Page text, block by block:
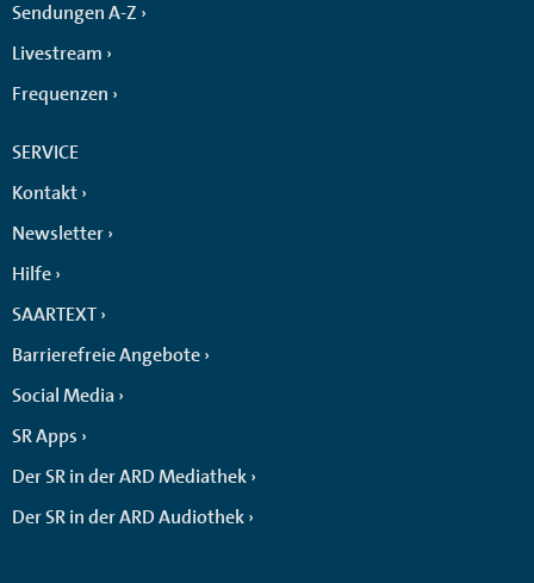
Sendungen A-Z
Livestream
Frequenzen
SERVICE
Kontakt
Newsletter
Hilfe
SAARTEXT
Barrierefreie Angebote
Social Media
SR Apps
Der SR in der ARD Mediathek
Der SR in der ARD Audiothek